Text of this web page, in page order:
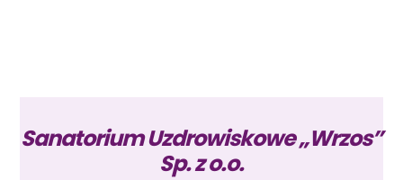
Sanatorium Uzdrowiskowe „Wrzos”
Sp. z o.o.